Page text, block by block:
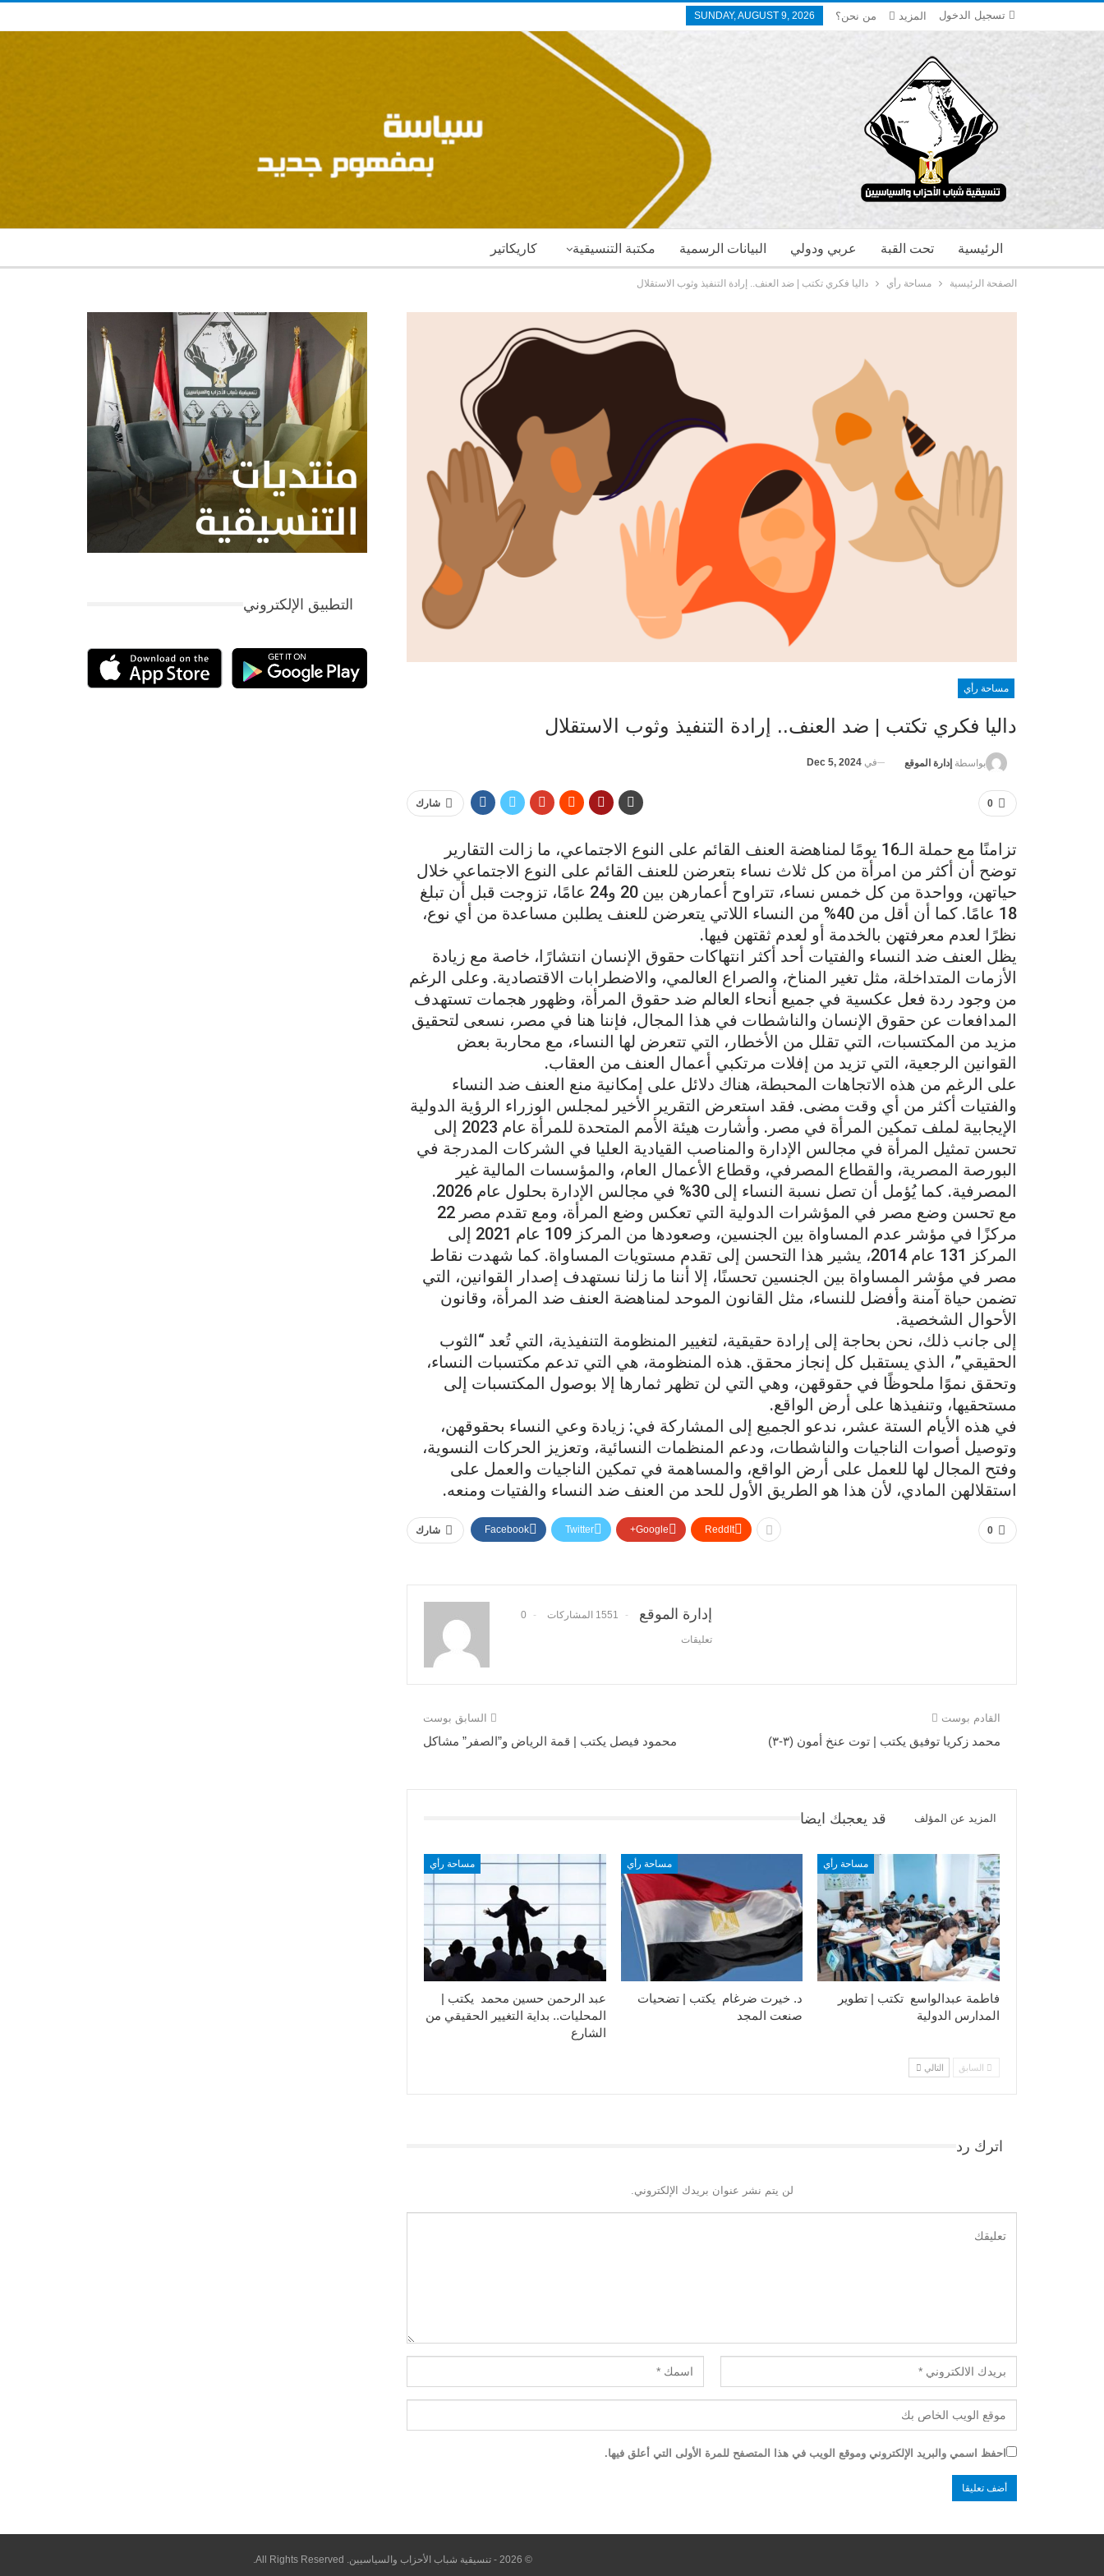
تسجيل الدخول SUNDAY, AUGUST 9, 2026 من نحن؟ المزيد
كاريكاتير مكتبة التنسيقية البيانات الرسمية عربي ودولي تحت القبة الرئيسية
الصفحة الرئيسية مساحة رأي داليا فكري تكتب | ضد العنف.. إرادة التنفيذ وثوب الاستقلال
مساحة رأي
داليا فكري تكتب | ضد العنف.. إرادة التنفيذ وثوب الاستقلال
بواسطة إدارة الموقع في Dec 5, 2024
0 شارك
تزامنًا مع حملة الـ16 يومًا لمناهضة العنف القائم على النوع الاجتماعي، ما زالت التقارير
توضح أن أكثر من امرأة من كل ثلاث نساء بتعرضن للعنف القائم على النوع الاجتماعي خلال
حياتهن، وواحدة من كل خمس نساء، تتراوح أعمارهن بين 20 و24 عامًا، تزوجت قبل أن تبلغ
18 عامًا. كما أن أقل من 40% من النساء اللاتي يتعرضن للعنف يطلبن مساعدة من أي نوع،
نظرًا لعدم معرفتهن بالخدمة أو لعدم ثقتهن فيها.
يظل العنف ضد النساء والفتيات أحد أكثر انتهاكات حقوق الإنسان انتشارًا، خاصة مع زيادة
الأزمات المتداخلة، مثل تغير المناخ، والصراع العالمي، والاضطرابات الاقتصادية. وعلى الرغم
من وجود ردة فعل عكسية في جميع أنحاء العالم ضد حقوق المرأة، وظهور هجمات تستهدف
المدافعات عن حقوق الإنسان والناشطات في هذا المجال، فإننا هنا في مصر، نسعى لتحقيق
مزيد من المكتسبات، التي تقلل من الأخطار، التي تتعرض لها النساء، مع محاربة بعض
القوانين الرجعية، التي تزيد من إفلات مرتكبي أعمال العنف من العقاب.
على الرغم من هذه الاتجاهات المحبطة، هناك دلائل على إمكانية منع العنف ضد النساء
والفتيات أكثر من أي وقت مضى. فقد استعرض التقرير الأخير لمجلس الوزراء الرؤية الدولية
الإيجابية لملف تمكين المرأة في مصر. وأشارت هيئة الأمم المتحدة للمرأة عام 2023 إلى
تحسن تمثيل المرأة في مجالس الإدارة والمناصب القيادية العليا في الشركات المدرجة في
البورصة المصرية، والقطاع المصرفي، وقطاع الأعمال العام، والمؤسسات المالية غير
المصرفية. كما يُؤمل أن تصل نسبة النساء إلى 30% في مجالس الإدارة بحلول عام 2026.
مع تحسن وضع مصر في المؤشرات الدولية التي تعكس وضع المرأة، ومع تقدم مصر 22
مركزًا في مؤشر عدم المساواة بين الجنسين، وصعودها من المركز 109 عام 2021 إلى
المركز 131 عام 2014، يشير هذا التحسن إلى تقدم مستويات المساواة. كما شهدت نقاط
مصر في مؤشر المساواة بين الجنسين تحسنًا، إلا أننا ما زلنا نستهدف إصدار القوانين، التي
تضمن حياة آمنة وأفضل للنساء، مثل القانون الموحد لمناهضة العنف ضد المرأة، وقانون
الأحوال الشخصية.
إلى جانب ذلك، نحن بحاجة إلى إرادة حقيقية، لتغيير المنظومة التنفيذية، التي تُعد “الثوب
الحقيقي”، الذي يستقبل كل إنجاز محقق. هذه المنظومة، هي التي تدعم مكتسبات النساء،
وتحقق نموًا ملحوظًا في حقوقهن، وهي التي لن تظهر ثمارها إلا بوصول المكتسبات إلى
مستحقيها، وتنفيذها على أرض الواقع.
في هذه الأيام الستة عشر، ندعو الجميع إلى المشاركة في: زيادة وعي النساء بحقوقهن،
وتوصيل أصوات الناجيات والناشطات، ودعم المنظمات النسائية، وتعزيز الحركات النسوية،
وفتح المجال لها للعمل على أرض الواقع، والمساهمة في تمكين الناجيات والعمل على
استقلالهن المادي، لأن هذا هو الطريق الأول للحد من العنف ضد النساء والفتيات ومنعه.
0 شارك Facebook Twitter Google+ ReddIt
إدارة الموقع 1551 المشاركات 0
تعليقات
السابق بوست
محمود فيصل يكتب | قمة الرياض و”الصفر” مشاكل
القادم بوست
محمد زكريا توفيق يكتب | توت عنخ أمون (٣-٣)
قد يعجبك ايضا المزيد عن المؤلف
مساحة رأي
عبد الرحمن حسين محمد يكتب |
المحليات.. بداية التغيير الحقيقي من
الشارع
مساحة رأي
د. خيرت ضرغام يكتب | تضحيات
صنعت المجد
مساحة رأي
فاطمة عبدالواسع تكتب | تطوير
المدارس الدولية
السابق التالي
اترك رد
لن يتم نشر عنوان بريدك الإلكتروني.
احفظ اسمي والبريد الإلكتروني وموقع الويب في هذا المتصفح للمرة الأولى التي أعلق فيها.
التطبيق الإلكتروني
© 2026 - تنسيقية شباب الأحزاب والسياسيين. All Rights Reserved.